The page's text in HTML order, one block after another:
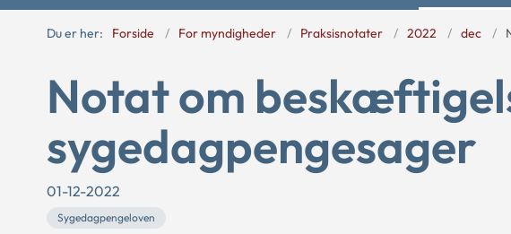
Du er her: Forside For myndigheder Praksisnotater 2022 dec
Notat om
sygedagpengesager
01-12-2022
Sygedagpengeloven